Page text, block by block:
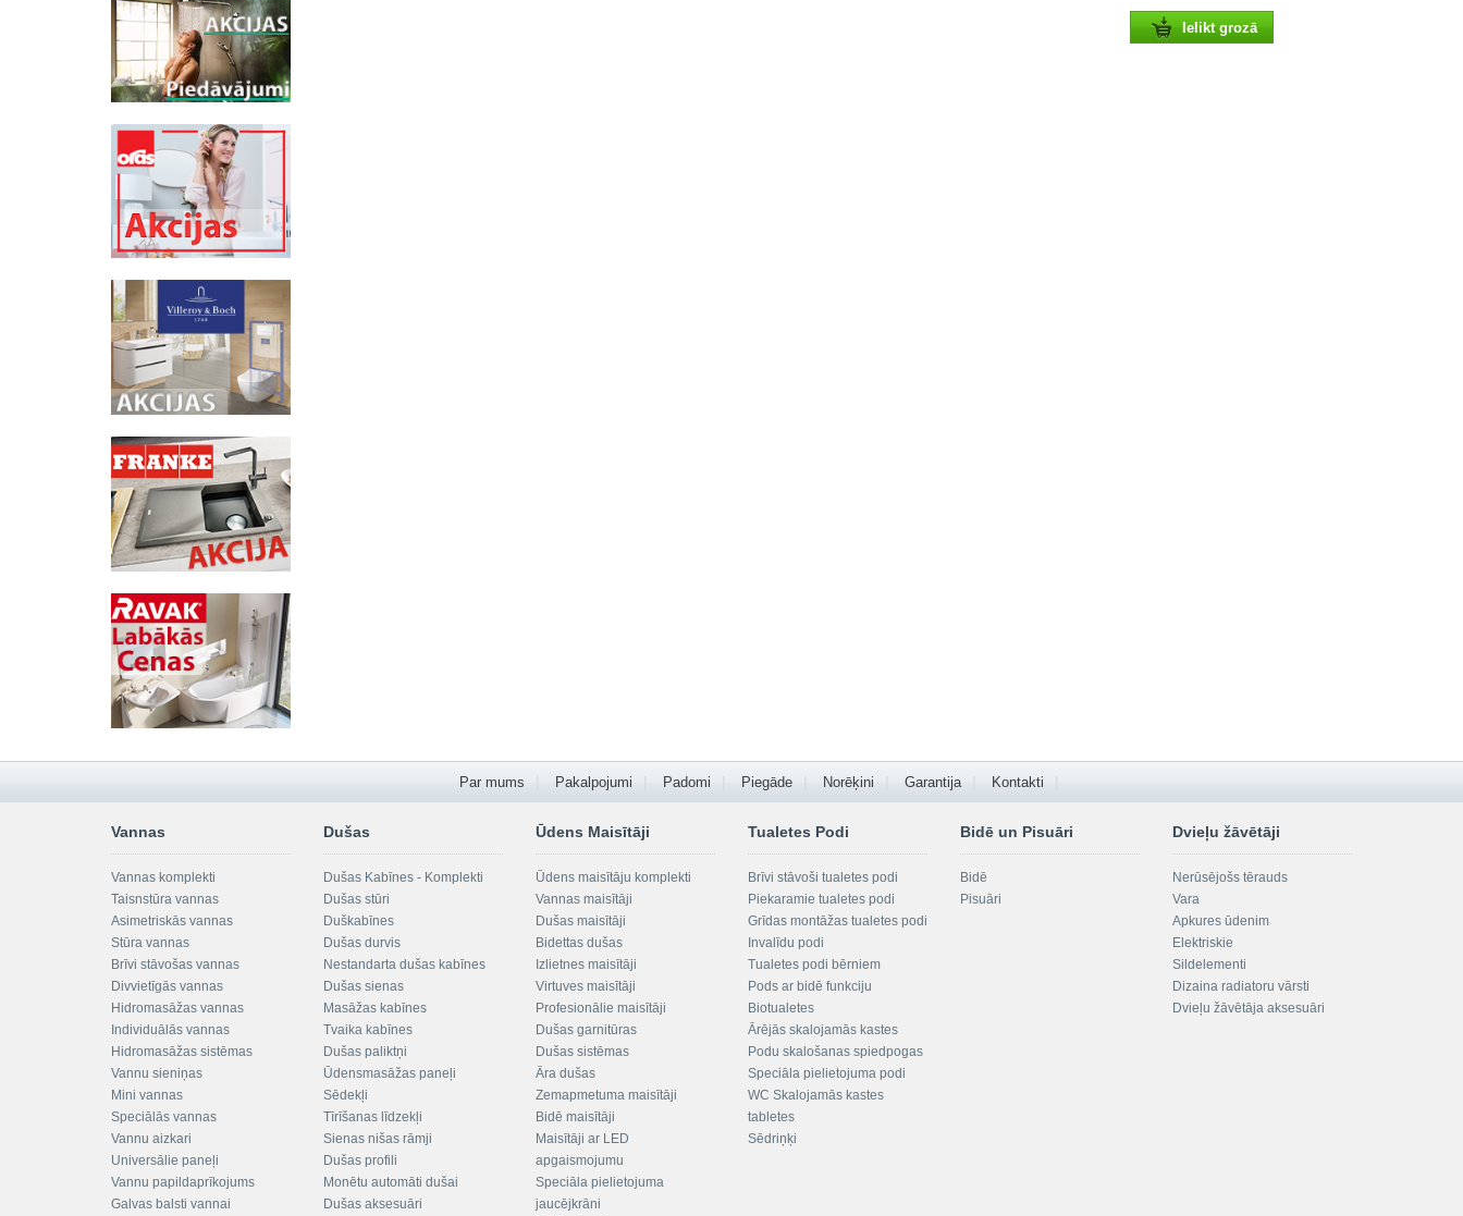
Ielikt grozā
Par mums Pakalpojumi Padomi Piegāde Norēķini Garantija Kontakti
Vannas
Vannas komplekti
Taisnstūra vannas
Asimetriskās vannas
Stūra vannas
Brīvi stāvošas vannas
Divvietīgās vannas
Hidromasāžas vannas
Individuālās vannas
Hidromasāžas sistēmas
Vannu sieniņas
Mini vannas
Speciālās vannas
Vannu aizkari
Universālie paneļi
Vannu papildaprīkojums
Galvas balsti vannai
Dušas
Dušas Kabīnes - Komplekti
Dušas stūri
Duškabīnes
Dušas durvis
Nestandarta dušas kabīnes
Dušas sienas
Masāžas kabīnes
Tvaika kabīnes
Dušas paliktņi
Ūdensmasāžas paneļi
Sēdekļi
Tīrīšanas līdzekļi
Sienas nišas rāmji
Dušas profili
Monētu automāti dušai
Dušas aksesuāri
Ūdens Maisītāji
Ūdens maisītāju komplekti
Vannas maisītāji
Dušas maisītāji
Bidettas dušas
Izlietnes maisītāji
Virtuves maisītāji
Profesionālie maisītāji
Dušas garnitūras
Dušas sistēmas
Āra dušas
Zemapmetuma maisītāji
Bidē maisītāji
Maisītāji ar LED
apgaismojumu
Speciāla pielietojuma
jaucējkrāni
Tualetes Podi
Brīvi stāvoši tualetes podi
Piekaramie tualetes podi
Grīdas montāžas tualetes podi
Invalīdu podi
Tualetes podi bērniem
Pods ar bidē funkciju
Biotualetes
Ārējās skalojamās kastes
Podu skalošanas spiedpogas
Speciāla pielietojuma podi
WC Skalojamās kastes
tabletes
Sēdriņķi
Bidē un Pisuāri
Bidē
Pisuāri
Dvieļu žāvētāji
Nerūsējošs tērauds
Vara
Apkures ūdenim
Elektriskie
Sildelementi
Dizaina radiatoru vārsti
Dvieļu žāvētāja aksesuāri